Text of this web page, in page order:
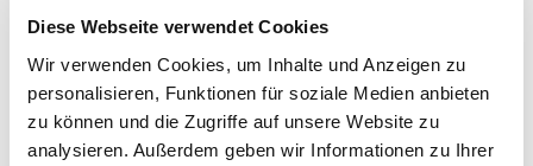
Diese Webseite verwendet Cookies
Wir verwenden Cookies, um Inhalte und Anzeigen zu
personalisieren, Funktionen für soziale Medien anbieten
zu können und die Zugriffe auf unsere Website zu
analysieren. Außerdem geben wir Informationen zu Ihrer
Einfachheit gekonnt Akzente auf Ihre gesamte
Erscheinung. Mit gut lesbaren Indizes
ausgestattet, behalten Sie jederzeit den
Überblick über die Zeit.